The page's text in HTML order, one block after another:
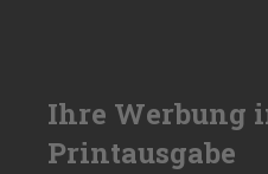
Ihre Werbung
Printausgabe